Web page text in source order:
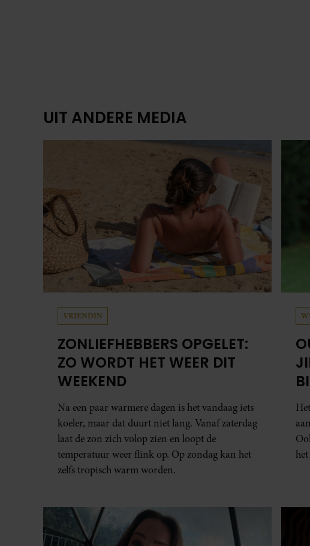
ZO WORDT HET WEER DIT
Na een paar warmere dagen is het vandaag iets
koeler, maar dat duurt niet lang. Vanaf zaterdag
laat de zon zich volop zien en loopt de
temperatuur weer flink op. Op zondag kan het
zelfs tropisch warm worden.
PARTY
DANIQUE DUSÉE OP EEN
ROZE WOLK NA
Op vakantie op het Portugese eiland Madeira
vroeg haar vriend Marnick afgelopen april